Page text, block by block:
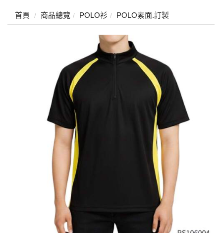
首頁 商品總覽 POLO衫 POLO素面.訂製